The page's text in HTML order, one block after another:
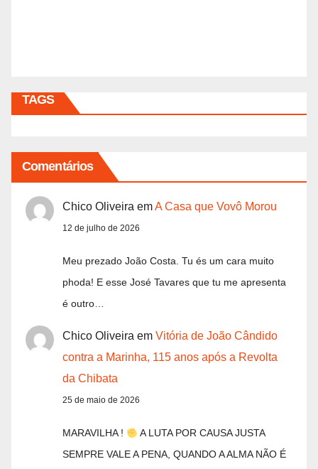
TAGS
Comentários
Chico Oliveira emA Casa que Vovô Morou
12 de julho de 2026
Meu prezado João Costa. Tu és um cara muito
phoda! E esse José Tavares que tu me apresenta
é outro…
Chico Oliveira em Vitória de João Cândido
contra a Marinha, 115 anos após a Revolta
da Chibata
25 de maio de 2026
MARAVILHA !
A LUTA POR CAUSA JUSTA
SEMPRE VALE A PENA, QUANDO A ALMA NÃO É